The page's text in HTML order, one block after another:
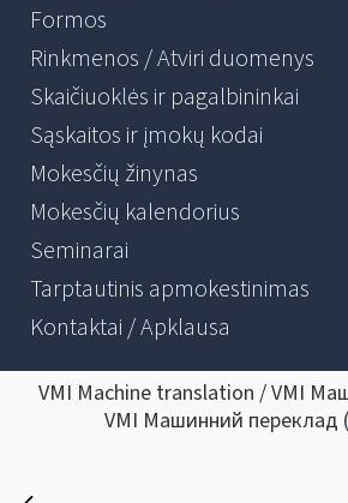
Formos
Rinkmenos / Atviri duomenys
Skaičiuoklės ir pagalbininkai
Sąskaitos ir įmokų kodai
Mokesčių žinynas
Mokesčių kalendorius
Seminarai
Tarptautinis apmokestinimas
Kontaktai / Apklausa
VMI Machine translation / VMI
VMI Машинний переклад (